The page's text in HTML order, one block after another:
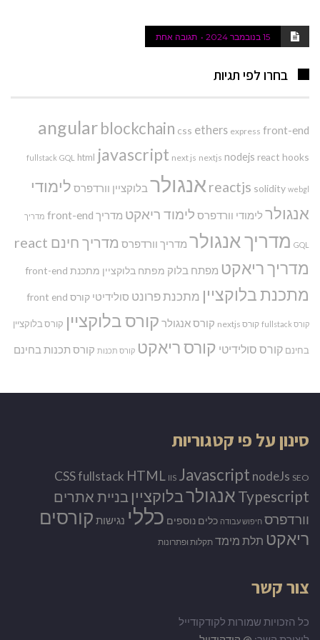
15 בנובמבר 2024 תגובה אחת
בחרו לפי תגיות
angularblockchain css ethers express front-end
fullstack GQL html javascript next js nextjs nodejs react hooks
reactjs solidity webgl אנגולר בלוקציין וורדפרס לימודי
אנגולר לימודי וורדפרס לימוד ריאקט מדריך front-end מדריך
GQL מדריך אנגולר מדריך וורדפרס מדריך חינם react
מדריך ריאקט מפתח בלוק מפתח בלוקציין מתכנת front-end
מתכנת בלוקציין מתכנת פרונט סולידיטי קורס front end
קורס fullstack קורס nextjs קורס אנגולר קורס בלוקציין קורס בלוקציין
בחינם קורס סולידיטי קורס ריאקט קורס תכנות קורס תכנות בחינם
סינון על פי קטגוריות
CSSfullstack HTML IIS Javascript nodeJs SEO
Typescript אנגולרבלוקציין בניית אתרים
וורדפרס חיפוש עבודה כלים נוספים כללי נגישות קורסים
ריאקט תלת מימד תקלות ופתרונות
צור קשר
כל הזכויות שמורות לקודקודייל